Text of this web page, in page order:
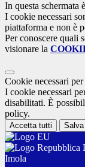
In questa schermata
I cookie necessari
piattaforma e non è
Per conoscere quali
visionare la
Cookie necessari
I cookie necessari
disabilitati. È
policy.
Accetta tutti
Imola